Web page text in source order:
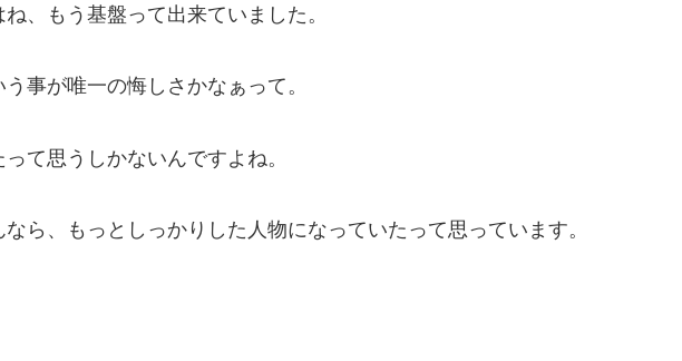
、もう基盤って出来ていました。
事が唯一の悔しさかなぁって。
て思うしかないんですよね。
ら、もっとしっかりした人物になっていたって思っています。